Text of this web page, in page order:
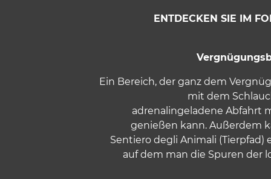
ENTDECKEN SIE IM
Ein Bereich, der ganz dem
mit dem
adrenalingeladene Abfahrt
genießen kann. Außerdem
Sentiero degli Animali (Tierpfad)
auf dem man die Spuren der